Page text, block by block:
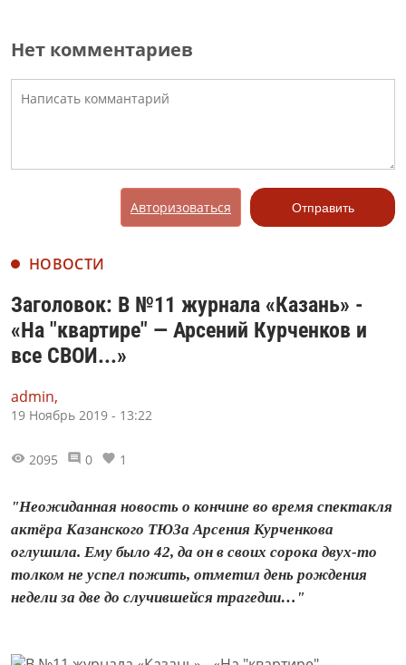
Нет комментариев
Авторизоваться Отправить
НОВОСТИ
Заголовок: В №11 журнала «Казань» -
«На "квартире" — Арсений Курченков и
все СВОИ...»
admin,
19 Ноябрь 2019 - 13:22
2095 0 1
"Неожиданная новость о кончине во время спектакля
актёра Казанского ТЮЗа Арсения Курченкова
оглушила. Ему было 42, да он в своих сорока двух-то
толком не успел пожить, отметил день рождения
недели за две до случившейся трагедии…"